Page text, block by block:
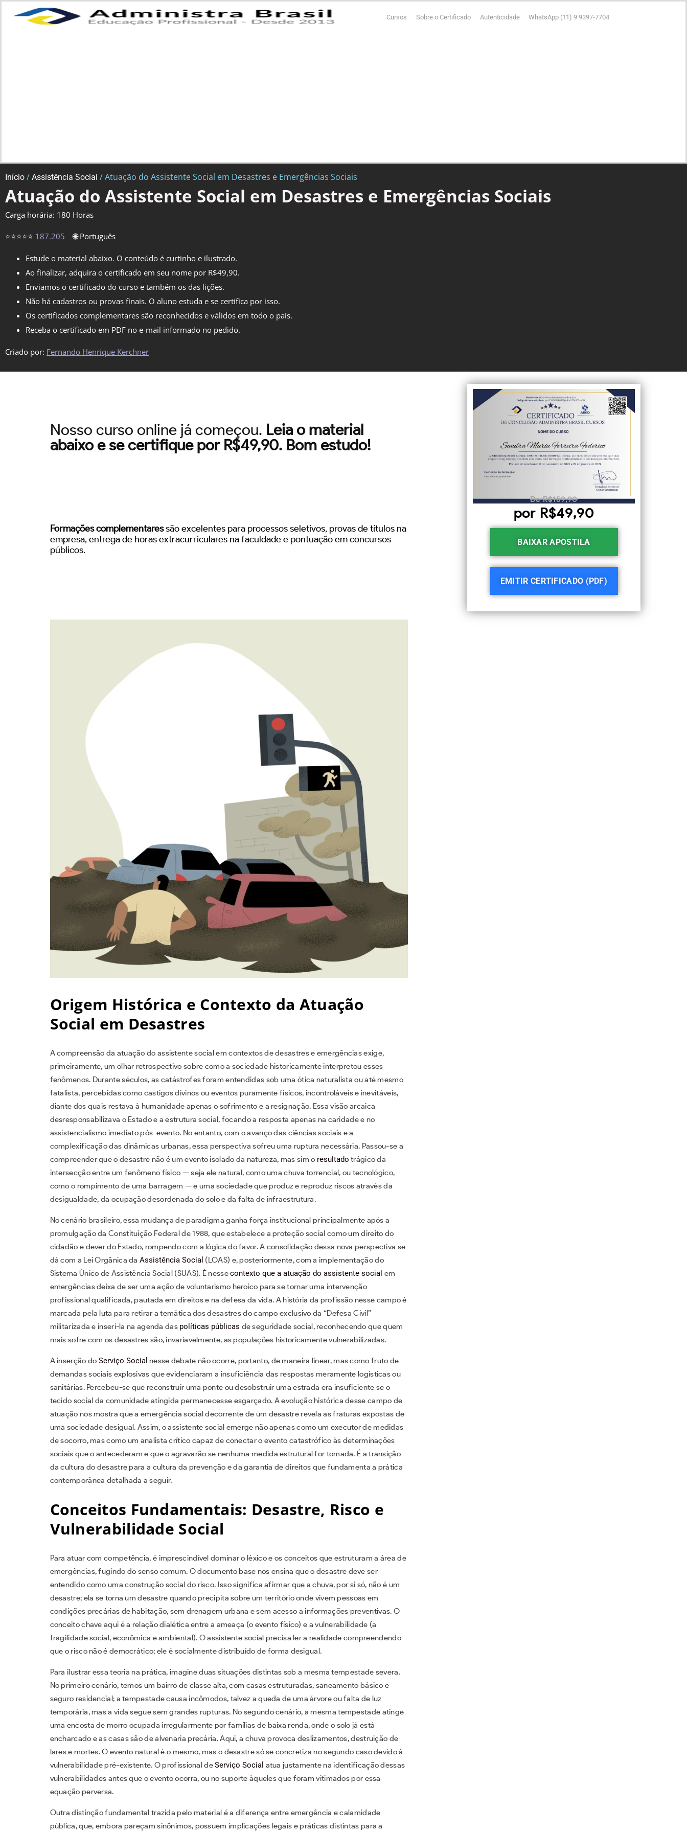
Cursos Sobre o Certificado Autenticidade WhatsApp (11) 9 9397-7704
Início / Assistência Social / Atuação do Assistente Social em Desastres e Emergências Sociais
Atuação do Assistente Social em Desastres e Emergências Sociais
Carga horária: 180 Horas
⭐⭐⭐⭐⭐ 187.205 🌐 Português
Estude o material abaixo. O conteúdo é curtinho e ilustrado.
Ao finalizar, adquira o certificado em seu nome por R$49,90.
Enviamos o certificado do curso e também os das lições.
Não há cadastros ou provas finais. O aluno estuda e se certifica por isso.
Os certificados complementares são reconhecidos e válidos em todo o país.
Receba o certificado em PDF no e-mail informado no pedido.
Criado por: Fernando Henrique Kerchner
Nosso curso online já começou. Leia o material
abaixo e se certifique por R$49,90. Bom estudo!
Formações complementaressão excelentes para processos seletivos, provas de títulos na
empresa, entrega de horas extracurriculares na faculdade e pontuação em concursos
públicos.
Origem Histórica e Contexto da Atuação
Social em Desastres
A compreensão da atuação do assistente social em contextos de desastres e emergências exige,
primeiramente, um olhar retrospectivo sobre como a sociedade historicamente interpretou esses
fenômenos. Durante séculos, as catástrofes foram entendidas sob uma ótica naturalista ou até mesmo
fatalista, percebidas como castigos divinos ou eventos puramente físicos, incontroláveis e inevitáveis,
diante dos quais restava à humanidade apenas o sofrimento e a resignação. Essa visão arcaica
desresponsabilizava o Estado e a estrutura social, focando a resposta apenas na caridade e no
assistencialismo imediato pós-evento. No entanto, com o avanço das ciências sociais e a
complexificação das dinâmicas urbanas, essa perspectiva sofreu uma ruptura necessária. Passou-se a
compreender que o desastre não é um evento isolado da natureza, mas sim o resultado trágico da
intersecção entre um fenômeno físico — seja ele natural, como uma chuva torrencial, ou tecnológico,
como o rompimento de uma barragem — e uma sociedade que produz e reproduz riscos através da
desigualdade, da ocupação desordenada do solo e da falta de infraestrutura.
No cenário brasileiro, essa mudança de paradigma ganha força institucional principalmente após a
promulgação da Constituição Federal de 1988, que estabelece a proteção social como um direito do
cidadão e dever do Estado, rompendo com a lógica do favor. A consolidação dessa nova perspectiva se
dá com a Lei Orgânica daAssistência Social (LOAS) e, posteriormente, com a implementação do
Sistema Único de Assistência Social (SUAS). É nessecontexto que a atuação do assistente social em
emergências deixa de ser uma ação de voluntarismo heroico para se tornar uma intervenção
profissional qualificada, pautada em direitos e na defesa da vida. A história da profissão nesse campo é
marcada pela luta para retirar a temática dos desastres do campo exclusivo da “Defesa Civil”
militarizada e inseri-la na agenda das políticas públicas de seguridade social, reconhecendo que quem
mais sofre com os desastres são, invariavelmente, as populações historicamente vulnerabilizadas.
A inserção do Serviço Social nesse debate não ocorre, portanto, de maneira linear, mas como fruto de
demandas sociais explosivas que evidenciaram a insuficiência das respostas meramente logísticas ou
sanitárias. Percebeu-se que reconstruir uma ponte ou desobstruir uma estrada era insuficiente se o
tecido social da comunidade atingida permanecesse esgarçado. A evolução histórica desse campo de
atuação nos mostra que a emergência social decorrente de um desastre revela as fraturas expostas de
uma sociedade desigual. Assim, o assistente social emerge não apenas como um executor de medidas
de socorro, mas como um analista crítico capaz de conectar o evento catastrófico às determinações
sociais que o antecederam e que o agravarão se nenhuma medida estrutural for tomada. É a transição
da cultura do desastre para a cultura da prevenção e da garantia de direitos que fundamenta a prática
contemporânea detalhada a seguir.
Conceitos Fundamentais: Desastre, Risco e
Vulnerabilidade Social
Para atuar com competência, é imprescindível dominar o léxico e os conceitos que estruturam a área de
emergências, fugindo do senso comum. O documento base nos ensina que o desastre deve ser
entendido como uma construção social do risco. Isso significa afirmar que a chuva, por si só, não é um
desastre; ela se torna um desastre quando precipita sobre um território onde vivem pessoas em
condições precárias de habitação, sem drenagem urbana e sem acesso a informações preventivas. O
conceito chave aqui é a relação dialética entre a ameaça (o evento físico) e a vulnerabilidade (a
fragilidade social, econômica e ambiental). O assistente social precisa ler a realidade compreendendo
que o risco não é democrático; ele é socialmente distribuído de forma desigual.
Para ilustrar essa teoria na prática, imagine duas situações distintas sob a mesma tempestade severa.
No primeiro cenário, temos um bairro de classe alta, com casas estruturadas, saneamento básico e
seguro residencial; a tempestade causa incômodos, talvez a queda de uma árvore ou falta de luz
temporária, mas a vida segue sem grandes rupturas. No segundo cenário, a mesma tempestade atinge
uma encosta de morro ocupada irregularmente por famílias de baixa renda, onde o solo já está
encharcado e as casas são de alvenaria precária. Aqui, a chuva provoca deslizamentos, destruição de
lares e mortes. O evento natural é o mesmo, mas o desastre só se concretiza no segundo caso devido à
vulnerabilidade pré-existente. O profissional deServiço Social atua justamente na identificação dessas
vulnerabilidades antes que o evento ocorra, ou no suporte àqueles que foram vitimados por essa
equação perversa.
Outra distinção fundamental trazida pelo material é a diferença entre emergência e calamidade
pública, que, embora pareçam sinônimos, possuem implicações legais e práticas distintas para a
De R$159,90
por R$49,90
BAIXAR APOSTILA
EMITIR CERTIFICADO (PDF)